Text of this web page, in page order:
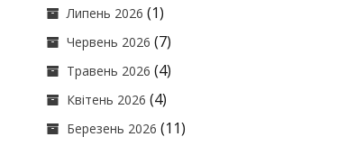
Липень 2026 (1)
Червень 2026 (7)
Травень 2026 (4)
Квітень 2026 (4)
Березень 2026 (11)